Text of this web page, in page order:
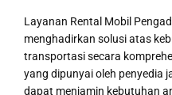
Layanan Rental Mobil
menghadirkan solusi atas
transportasi secara
yang dipunyai oleh penyedia
dapat menjamin kebutuhan